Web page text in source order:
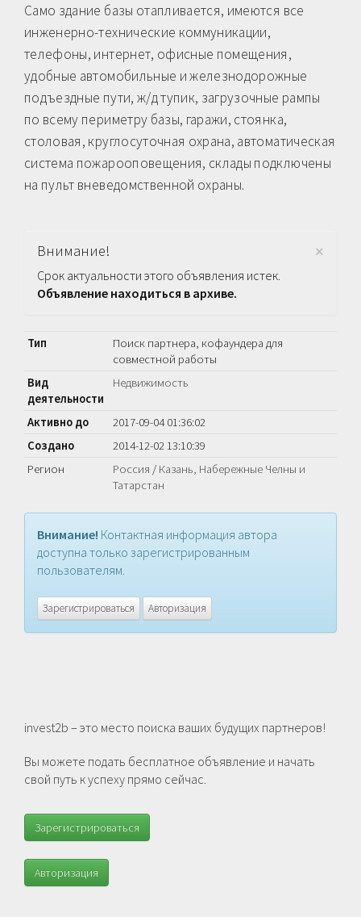
Само здание базы отапливается, имеются все
инженерно-технические коммуникации,
телефоны, интернет, офисные помещения,
удобные автомобильные и железнодорожные
подъездные пути, ж/д тупик, загрузочные рампы
по всему периметру базы, гаражи, стоянка,
столовая, круглосуточная охрана, автоматическая
система пожарооповещения, склады подключены
на пульт вневедомственной охраны.
×
Внимание!
Срок актуальности этого объявления истек.
Объявление находиться в архиве.
Тип
Поиск партнера, кофаундера для
совместной работы
Вид
деятельности
Недвижимость
Активно до
2017-09-04 01:36:02
Создано
2014-12-02 13:10:39
Регион
Россия / Казань, Набережные Челны и
Татарстан
Внимание! Контактная информация автора
доступна только зарегистрированным
пользователям.
Зарегистрироваться Авторизация
invest2b – это место поиска ваших будущих партнеров!
Вы можете подать бесплатное объявление и начать
свой путь к успеху прямо сейчас.
Зарегистрироваться
Авторизация